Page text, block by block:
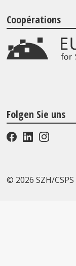
Coopérations
Folgen Sie uns
© 2026 SZH/CSPS